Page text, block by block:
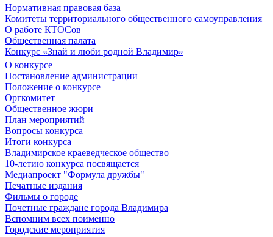
Нормативная правовая база
Комитеты территориального общественного самоуправления
О работе КТОСов
Общественная палата
Конкурс «Знай и люби родной Владимир»
О конкурсе
Постановление администрации
Положение о конкурсе
Оргкомитет
Общественное жюри
План мероприятий
Вопросы конкурса
Итоги конкурса
Владимирское краеведческое общество
10-летию конкурса посвящается
Медиапроект "Формула дружбы"
Печатные издания
Фильмы о городе
Почетные граждане города Владимира
Вспомним всех поименно
Городские мероприятия